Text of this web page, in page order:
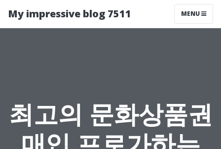
My impressive blog 7511 MENU
최고의 문화상품권